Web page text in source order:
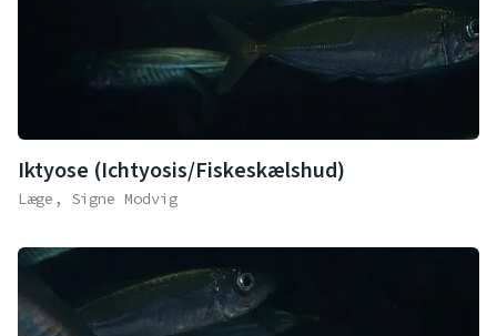
Iktyose (Ichtyosis/Fiskeskælshud)
Læge, Signe Modvig